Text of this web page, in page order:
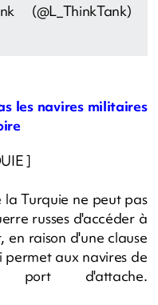
les navires militaires
]
Turquie ne peut pas
russes d'accéder à
en raison d'une clause
aux navires de
d'attache.